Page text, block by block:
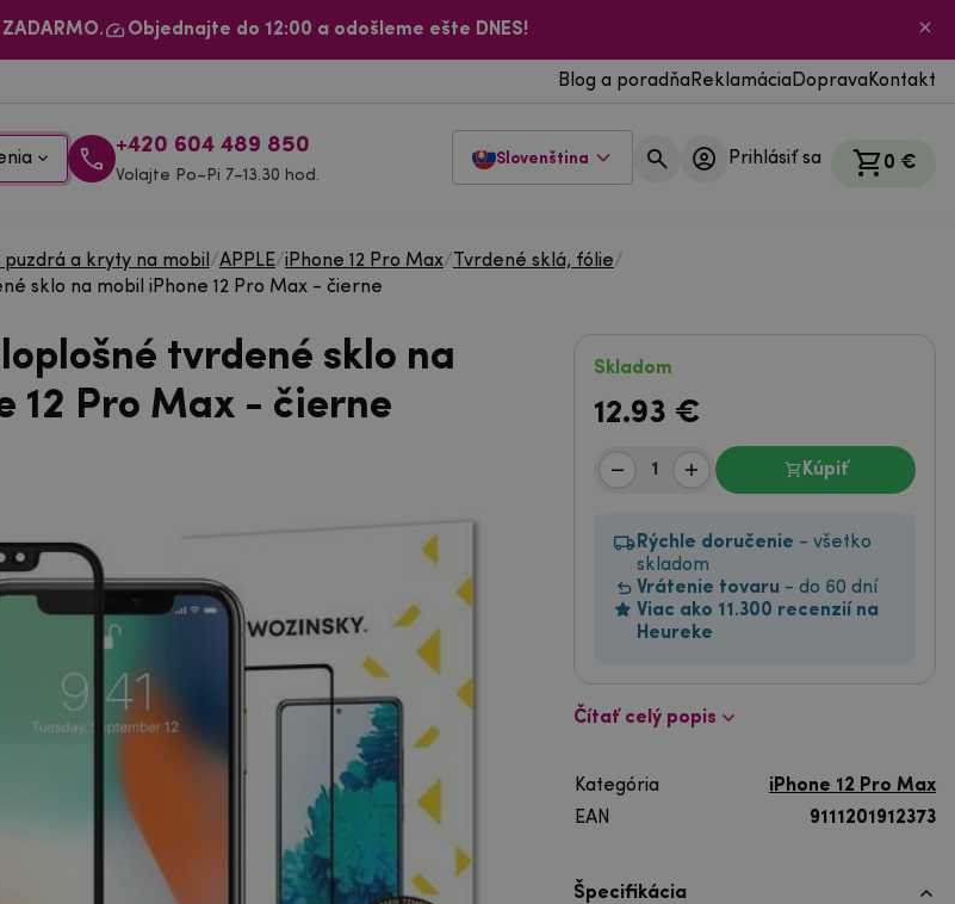
Objednajte do 12:00 a odošleme ešte DNES!
Blog a poradňa Reklamácia Doprava Kontakt
+420 604 489 850
Volajte Po–Pi 7–13.30 hod.
Slovenština Prihlásiť sa 0 €
puzdrá a kryty na mobil /APPLE/iPhone 12 Pro Max/ Tvrdené sklá, fólie/
sklo na mobil iPhone 12 Pro Max - čierne
tvrdené sklo na
12 Pro Max - čierne
Skladom
12.93 €
Kúpiť
Rýchle doručenie - všetko
skladom
Vrátenie tovaru - do 60 dní
Viac ako 11.300 recenzií na
Heureke
Čítať celý popis
Kategória
iPhone 12 Pro Max
EAN
9111201912373
Špecifikácia